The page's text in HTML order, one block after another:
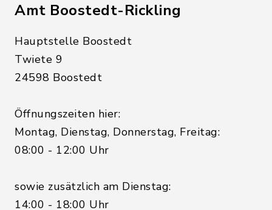
Amt Boostedt-Rickling
Hauptstelle Boostedt
Twiete 9
24598 Boostedt
Öffnungszeiten hier:
Montag, Dienstag, Donnerstag, Freitag:
08:00 - 12:00 Uhr
sowie zusätzlich am Dienstag:
14:00 - 18:00 Uhr